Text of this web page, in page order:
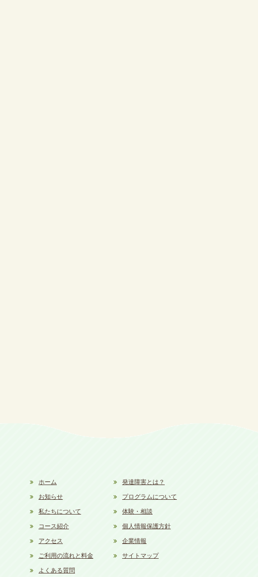
発達障害とは？
プログラムについて
体験・相談
個人情報保護方針
企業情報
サイトマップ
ホーム
お知らせ
私たちについて
コース紹介
アクセス
ご利用の流れと料金
よくある質問